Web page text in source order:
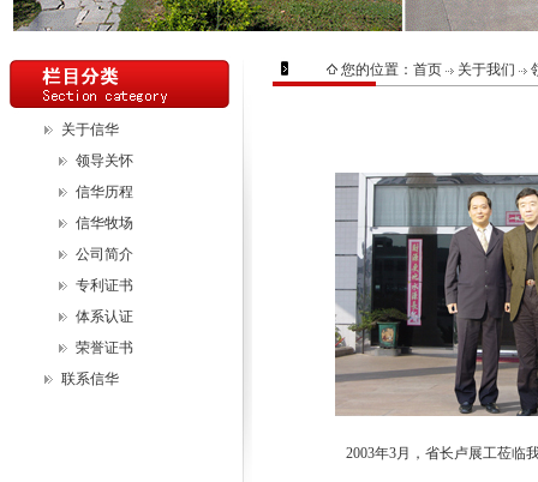
关于信华
领导关怀
信华历程
信华牧场
公司简介
专利证书
体系认证
荣誉证书
联系信华
您的位置： 首页 关于我们
2003年3月，省长卢展工莅